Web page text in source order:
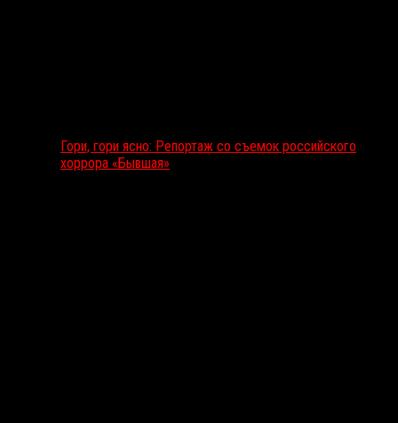
Гори, гори ясно: Репортаж со съемок российского
хоррора «Бывшая»